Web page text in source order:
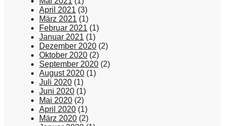
April 2021 (3)
März 2021 (1)
Februar 2021 (1)
Januar 2021 (1)
Dezember 2020 (2)
Oktober 2020 (2)
September 2020 (2)
August 2020 (1)
Juli 2020 (1)
Juni 2020 (1)
Mai 2020 (2)
April 2020 (1)
März 2020 (2)